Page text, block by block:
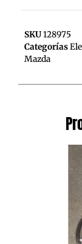
SKU128975
Categorías
Mazda